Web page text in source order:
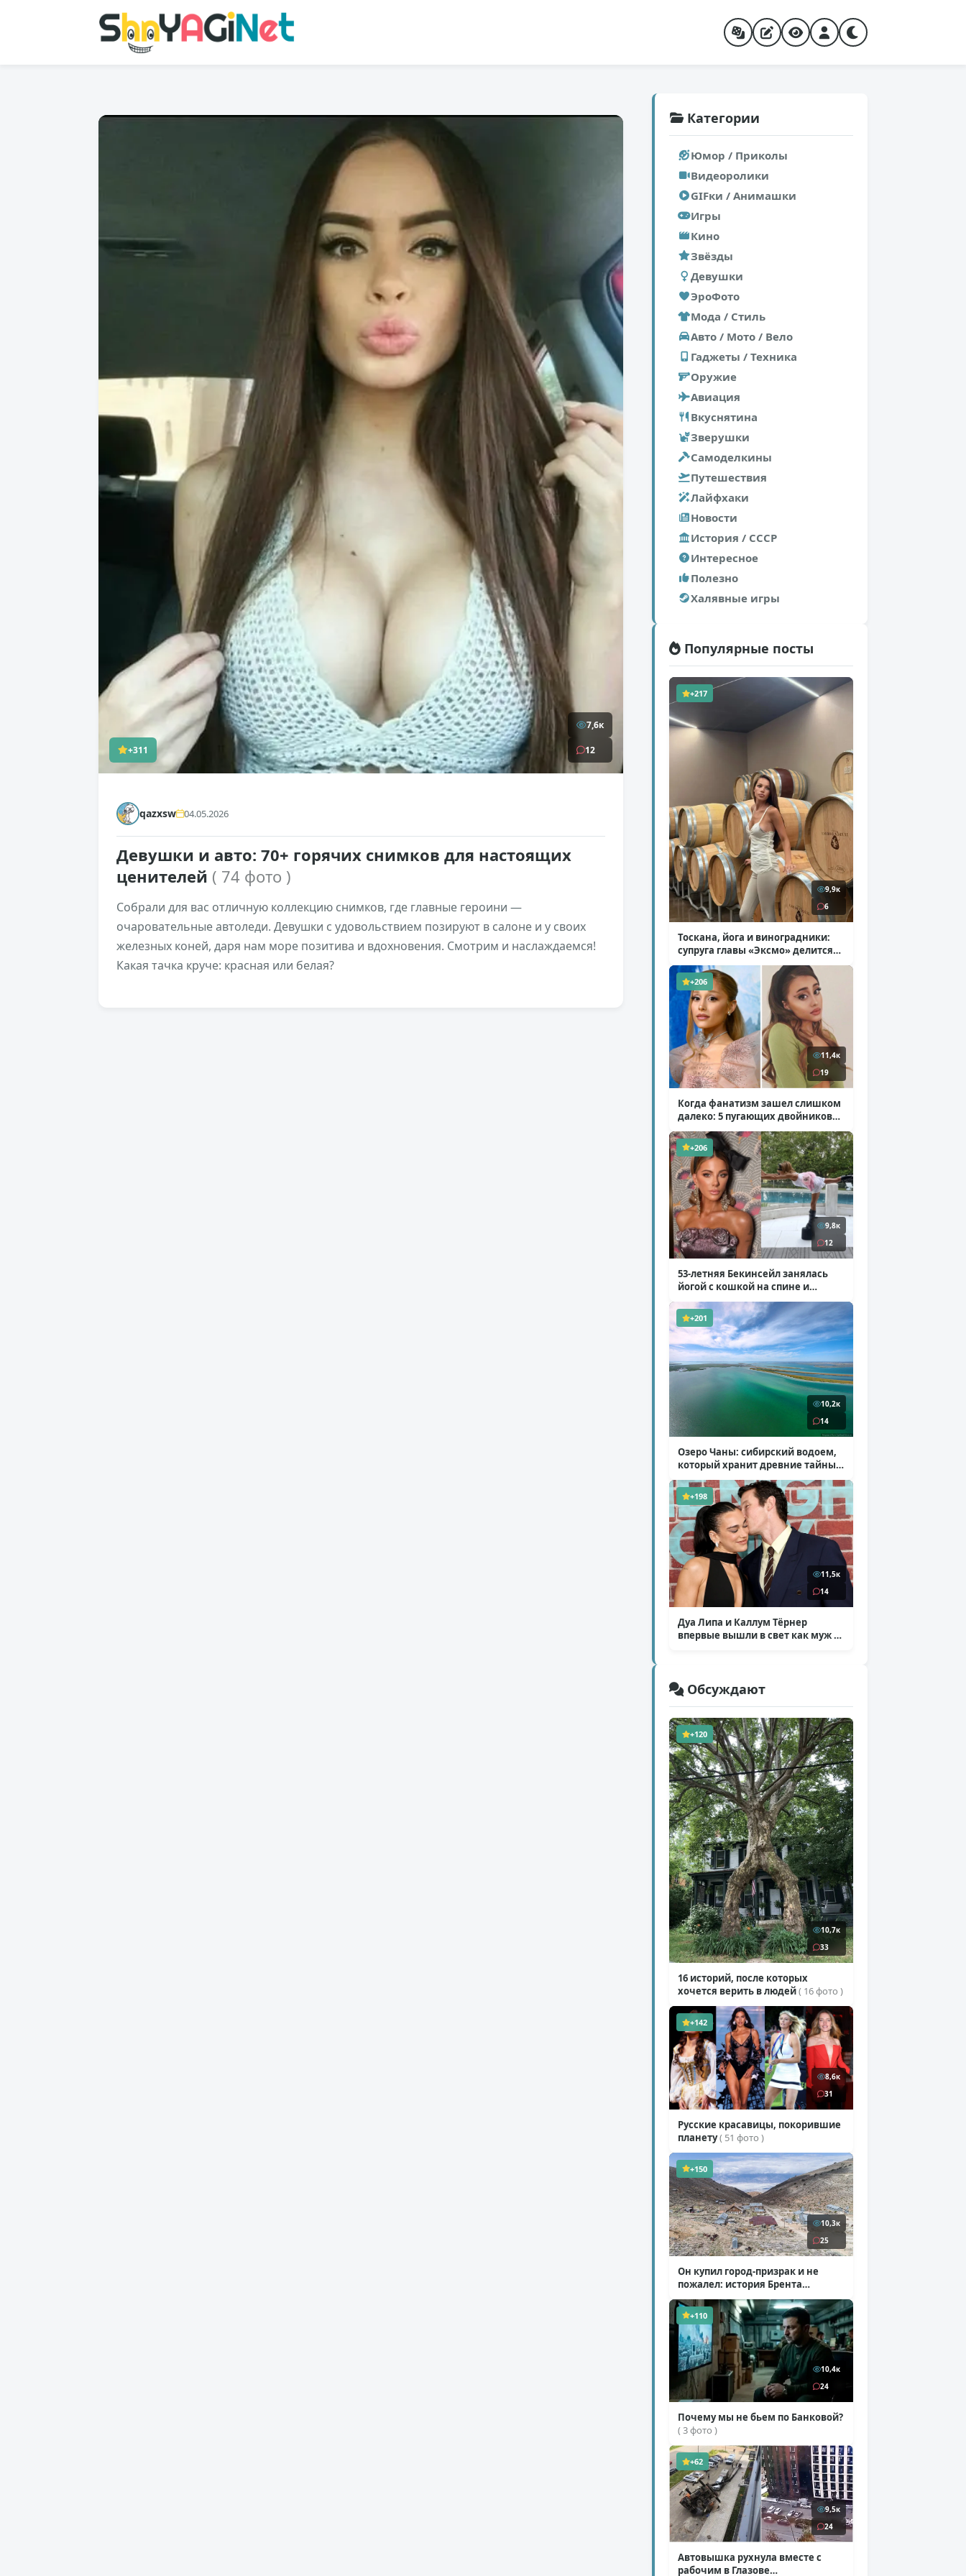
+311
7,6к
12
qazxsw 04.05.2026
Девушки и авто: 70+ горячих снимков для настоящих
ценителей ( 74 фото )
Собрали для вас отличную коллекцию снимков, где главные героини —
очаровательные автоледи. Девушки с удовольствием позируют в салоне и у своих
железных коней, даря нам море позитива и вдохновения. Смотрим и наслаждаемся!
Какая тачка круче: красная или белая?
Категории
Юмор / Приколы
Видеоролики
GIFки / Анимашки
Игры
Кино
Звёзды
Девушки
ЭроФото
Мода / Стиль
Авто / Мото / Вело
Гаджеты / Техника
Оружие
Авиация
Вкуснятина
Зверушки
Самоделкины
Путешествия
Лайфхаки
Новости
История / СССР
Интересное
Полезно
Халявные игры
Популярные посты
+217
9,9к
6
Тоскана, йога и виноградники:
супруга главы «Эксмо» делится
кадрами из Италии( 14 фото )
+206
11,4к
19
Когда фанатизм зашел слишком
далеко: 5 пугающих двойников
звезд( 10 фото )
+206
9,8к
12
53-летняя Бекинсейл занялась
йогой с кошкой на спине и
ботинках на платформе( 7 фото )
+201
10,2к
14
Озеро Чаны: сибирский водоем,
который хранит древние тайны
( 12 фото )
+198
11,5к
14
Дуа Липа и Каллум Тёрнер
впервые вышли в свет как муж и
Обсуждают
+120
10,7к
33
16 историй, после которых
хочется верить в людей( 16 фото )
+142
8,6к
31
Русские красавицы, покорившие
планету( 51 фото )
+150
10,3к
25
Он купил город-призрак и не
пожалел: история Брента
Андервуда( 1 фото + 1 видео )
+110
10,4к
24
Почему мы не бьем по Банковой?
( 3 фото )
+62
9,5к
24
Автовышка рухнула вместе с
рабочим в Глазове